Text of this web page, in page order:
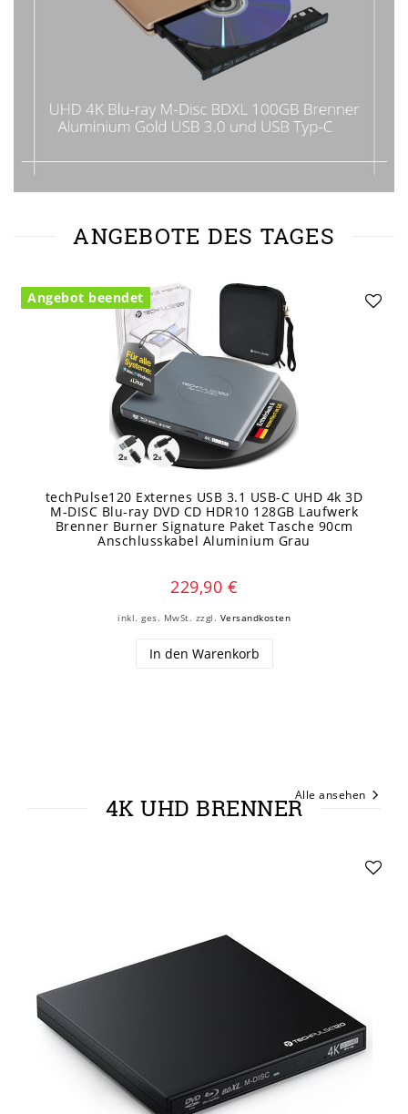
ANGEBOTE DES TAGES
Angebot beendet
techPulse120 Externes USB 3.1 USB-C UHD 4k 3D
M-DISC Blu-ray DVD CD HDR10 128GB Laufwerk
Brenner Burner Signature Paket Tasche 90cm
Anschlusskabel Aluminium Grau
229,90 €
inkl. ges. MwSt. zzgl. Versandkosten
In den Warenkorb
4K UHD BRENNERAlle ansehen